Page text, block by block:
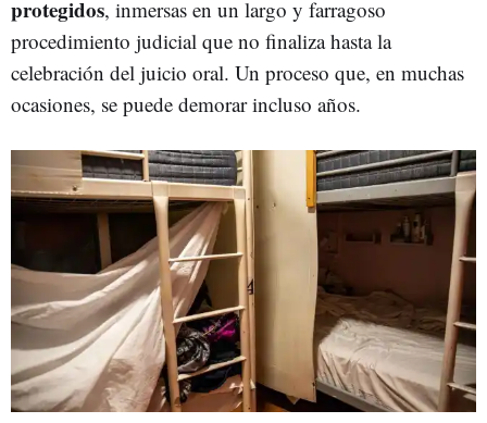
protegidos, inmersas en un largo y farragoso
procedimiento judicial que no finaliza hasta la
celebración del juicio oral. Un proceso que, en muchas
ocasiones, se puede demorar incluso años.